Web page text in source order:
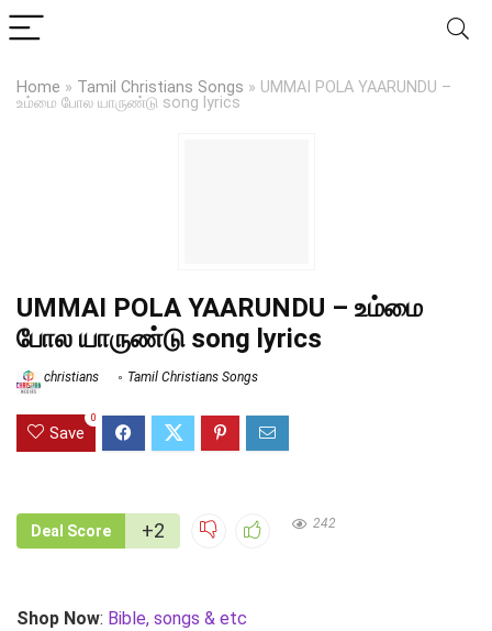
Home » Tamil Christians Songs » UMMAI POLA YAARUNDU –
உம்மை போல யாருண்டு song lyrics
UMMAI POLA YAARUNDU – உம்மை
போல யாருண்டு song lyrics
christians Tamil Christians Songs
Save
0
Deal Score +2 242
Shop Now: Bible, songs & etc